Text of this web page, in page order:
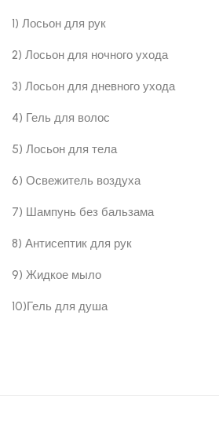
1) Лосьон для рук
2) Лосьон для ночного ухода
3) Лосьон для дневного ухода
4) Гель для волос
5) Лосьон для тела
6) Освежитель воздуха
7) Шампунь без бальзама
8) Антисептик для рук
9) Жидкое мыло
10)Гель для душа